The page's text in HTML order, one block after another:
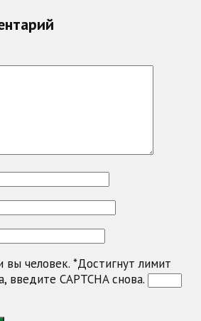
вы человек. *Достигнут лимит
введите CAPTCHA снова.